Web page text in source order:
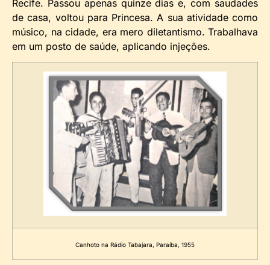
Recife. Passou apenas quinze dias e, com saudades
de casa, voltou para Princesa. A sua atividade como
músico, na cidade, era mero diletantismo. Trabalhava
em um posto de saúde, aplicando injeções.
Canhoto na Rádio Tabajara, Paraíba, 1955